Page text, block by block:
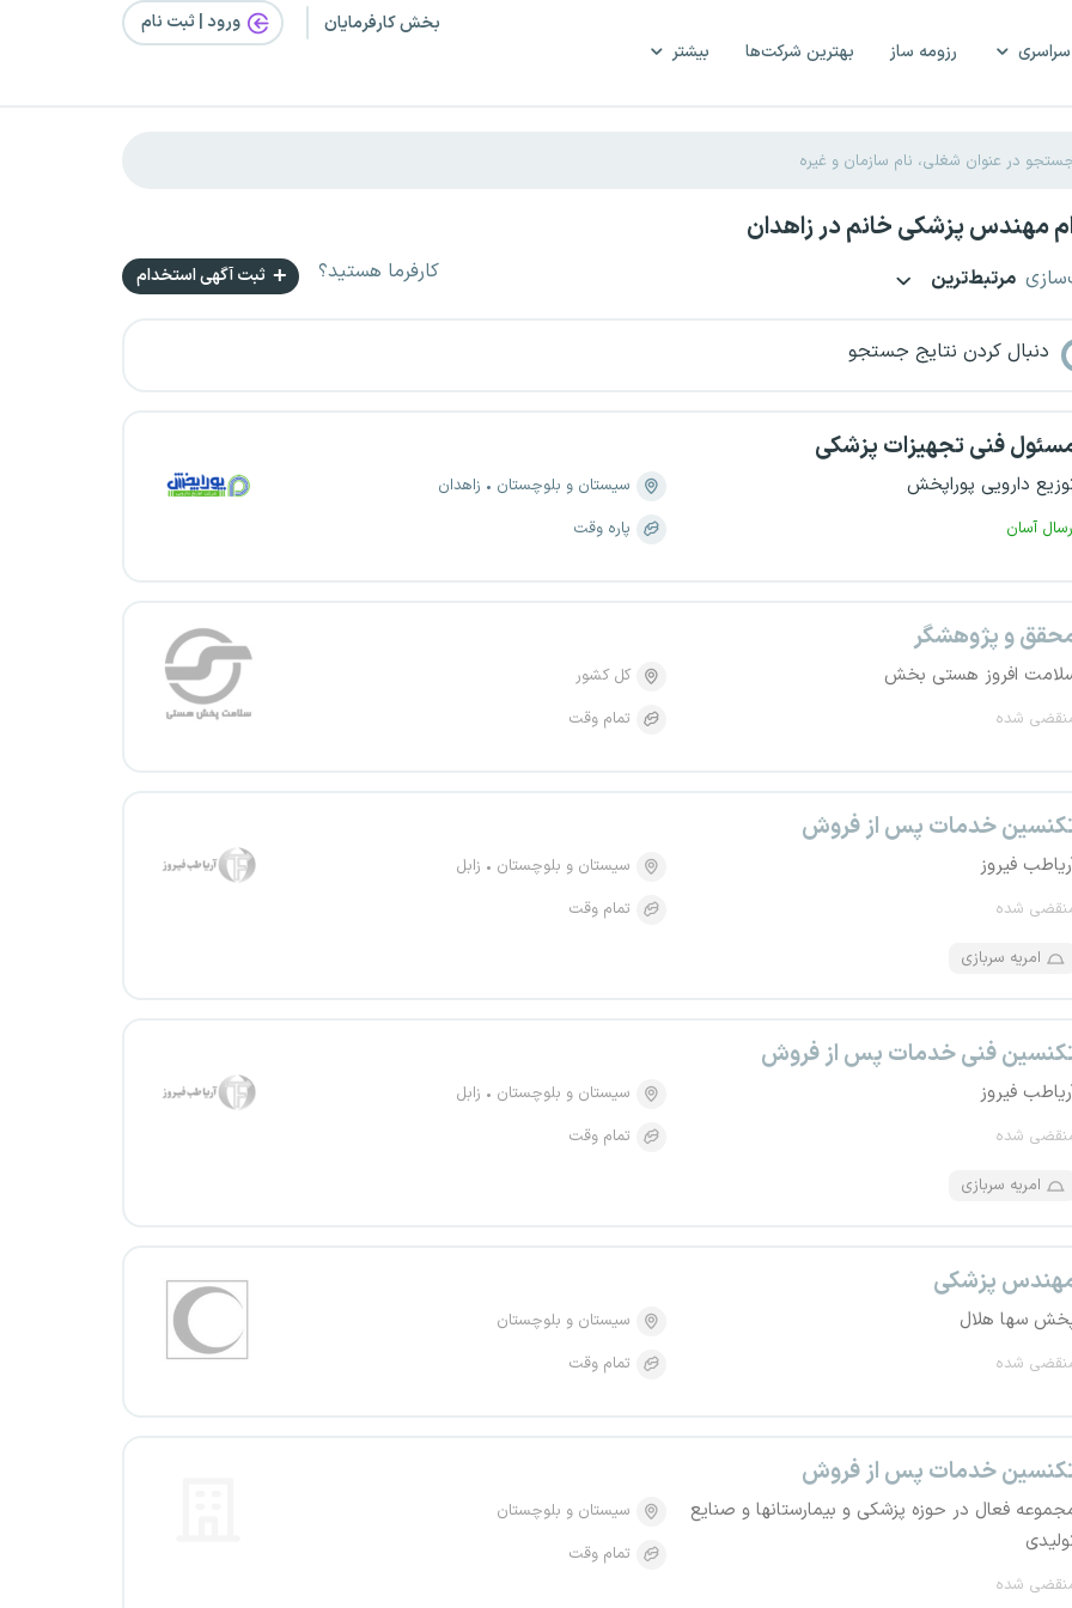
رزومه ساز بهترین شرکت‌ها بیشتر
بخش کارفرمایان ورود | ثبت‌ نام
مهندس پزشکی خانم در زاهدان
مرتبط‌ترین کارفرما هستید؟ ثبت آگهی استخدام
دنبال کردن نتایج جستجو
فنی تجهیزات پزشکی
دارویی پوراپخش
آسان
سیستان و بلوچستان
زاهدان
پاره وقت
و پژوهشگر
افروز هستی بخش
شده
کل کشور
تمام وقت
خدمات پس از فروش
فیروز
شده
سیستان و بلوچستان
زابل
تمام وقت
امریه سربازی
فنی خدمات پس از فروش
فیروز
شده
سیستان و بلوچستان
زابل
تمام وقت
امریه سربازی
پزشکی
سها هلال
شده
سیستان و بلوچستان
تمام وقت
خدمات پس از فروش
فعال در حوزه پزشکی و بیمارستانها و صنایع
شده
سیستان و بلوچستان
تمام وقت